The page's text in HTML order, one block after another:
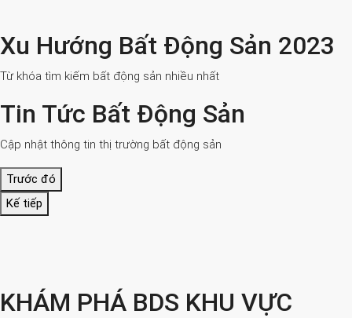
Xu Hướng Bất Động Sản 2023
Từ khóa tìm kiếm bất động sản nhiều nhất
Tin Tức Bất Động Sản
Cập nhật thông tin thị trường bất động sản
Trước đó
Kế tiếp
KHÁM PHÁ BDS KHU VỰC